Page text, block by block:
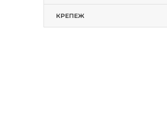
КРЕПЕЖ